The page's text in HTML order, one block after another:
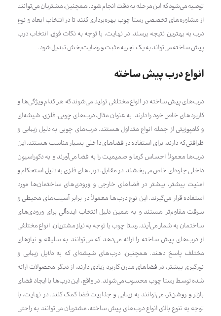
توصیه می‌شود که این مرحله به دقت انجام شود. همچنین، مشتریان می‌توانند
از مشاوره‌های تخصصی رستا چوب بهره‌برداری کنند تا در انتخاب ابعاد و نوع
درب به بهترین نتیجه برسند. در نهایت، با توجه به نکات فوق، انتخاب درب
پیش ساخته می‌تواند به یک تجربه مثبت و رضایت‌بخش تبدیل شود.
انواع درب پیش ساخته
درب‌های پیش ساخته در انواع مختلفی تولید می‌شوند که هر کدام ویژگی‌ها و
کاربردهای خاص خود را دارند. به عنوان مثال، درب‌های چوبی، فلزی، شیشه‌ای
و کامپوزیتی از جمله انواع متداول هستند. درب‌های چوبی به دلیل زیبایی و
ظرافتی که دارند، برای استفاده در فضاهای داخلی بسیار مناسب هستند. این
درب‌ها معمولاً احساس گرما و صمیمیت را به فضا می‌آورند و به دکوراسیون
داخلی جلوه‌ای خاص می‌بخشند. در مقابل، درب‌های فلزی به دلیل استحکام و
امنیت بیشتر، بیشتر در فضاهای خارجی و ورودی‌های ساختمان‌ها مورد
استفاده قرار می‌گیرند. این نوع درب‌ها معمولاً در برابر آسیب‌های محیطی و
سرقت مقاوم‌تر هستند و به همین دلیل انتخاب ایده‌آلی برای ورودی‌های
ساختمان به شمار می‌آیند. رستا چوب با توجه به نیاز مشتریان، انواع مختلفی
از درب‌های پیش ساخته را ارائه می‌دهد که می‌توانند به سلیقه و نیازهای
مختلف پاسخ دهند. همچنین، درب‌های شیشه‌ای که به دلایل زیبایی و
نورگیری بیشتر، در فضاهای مدرن کاربرد زیادی دارند، از دیگر محصولات ارائه
شده توسط رستا چوب محسوب می‌شوند. در واقع، این درب‌ها با ایجاد فضای
بازتر و روشن‌تر، می‌توانند به زیبایی و جذابیت فضا کمک کنند. در نهایت، با
توجه به تنوع بالای انواع درب‌های پیش ساخته، مشتریان می‌توانند به راحتی